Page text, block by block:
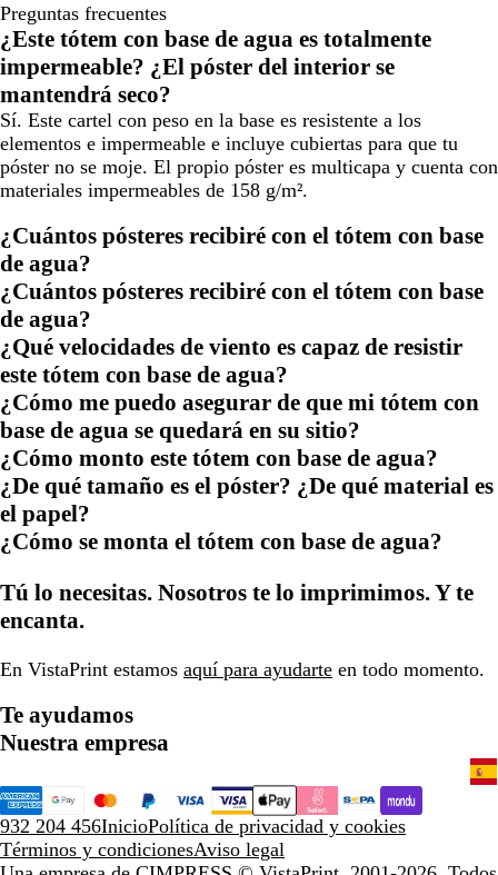
Preguntas frecuentes
¿Este tótem con base de agua es totalmente
impermeable? ¿El póster del interior se
mantendrá seco?
Sí. Este cartel con peso en la base es resistente a los
elementos e impermeable e incluye cubiertas para que tu
póster no se moje. El propio póster es multicapa y cuenta con
materiales impermeables de 158 g/m².
¿Cuántos pósteres recibiré con el tótem con base
de agua?
¿Cuántos pósteres recibiré con el tótem con base
de agua?
¿Qué velocidades de viento es capaz de resistir
este tótem con base de agua?
¿Cómo me puedo asegurar de que mi tótem con
base de agua se quedará en su sitio?
¿Cómo monto este tótem con base de agua?
¿De qué tamaño es el póster? ¿De qué material es
el papel?
¿Cómo se monta el tótem con base de agua?
Tú lo necesitas. Nosotros te lo imprimimos. Y te
encanta.
En VistaPrint estamos aquí para ayudarte en todo momento.
Te ayudamos
Nuestra empresa
932 204 456InicioPolítica de privacidad y cookies
Términos y condicionesAviso legal